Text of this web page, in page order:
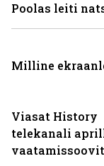
Viasat History
telekanali
Poolas leiti
Milline